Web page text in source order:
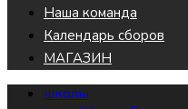
Наша команда
Календарь сборов
МАГАЗИН
школы